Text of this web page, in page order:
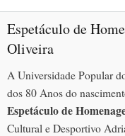
Espetáculo de
Oliveira
A Universidade Popular
dos 80 Anos do
Espetáculo de
Cultural e Desportivo